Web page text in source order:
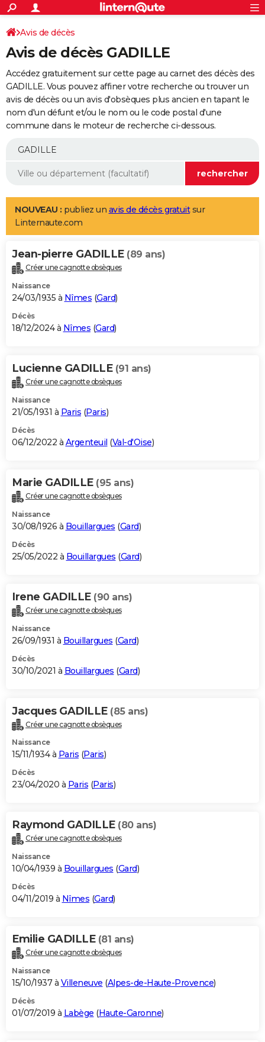
ACTUALITÉS
Politique
Société
Faits Divers
Education
Monde
Villes
+
SPORT
Coupe du monde 2026
Football
Tennis
Cyclisme
Rugby
Forum
Programme TV
TNT
Streaming
Cinéma
Sorties cinéma
Musique
+
FINANCE
Retraite
Epargne
Immobilier
Risques naturels par ville
Banque
Assurance
AUTO
Essais
Réserver un essai
Citadines
Berlines
SUV
Forum auto
+
Mobiles
Meilleur smartphone
Internet
Ordinateurs
Jeux vidéo
Guide high-tech
Aménagement intérieur
LIFESTYLE
Art de vivre
Bien-être
Loisirs
Mode
Modes de vie
Alimentation
Guide de la santé
Maladies
Médicaments
Sommeil
VOYAGE
Destinations
City break
Voyage nature
Voyage de noces
Forum
Climat
+PHOTO
GUIDES D'ACHAT
BONS PLANS
Carte de Noël
Carte Bonne année
Carte Saint-Valentin
Carte Pâques
Carte d'anniversaire
DICTIONNAIRE
Dictionnaire
Biographies
Citations
Expressions
Proverbes
PROGRAMME TV
S'inscrire
Se connecter
Lycées
Collèges
Primaires
Universités
Entreprises
Service militaire
Avis de recherche
AVIS DE DÉCÈS
Bricolage
Lifestyle
Culture
Sport
Auto
Television
Voyage
Cinema
Avis de décès
Avis de décès GADILLE
Accédez gratuitement sur cette page au carnet des décès des
GADILLE. Vous pouvez affiner votre recherche ou trouver un
avis de décès ou un avis d'obsèques plus ancien en tapant le
nom d'un défunt et/ou le nom ou le code postal d'une
commune dans le moteur de recherche ci-dessous.
NOUVEAU : publiez un avis de décès gratuitsur
Linternaute.com
Jean-pierre GADILLE (89 ans)
Créer une cagnotte obsèques
Naissance
24/03/1935 à Nîmes (Gard)
Décès
18/12/2024 à Nîmes (Gard)
Lucienne GADILLE (91 ans)
Créer une cagnotte obsèques
Naissance
21/05/1931 à Paris (Paris)
Décès
06/12/2022 à Argenteuil (Val-d'Oise)
Marie GADILLE (95 ans)
Créer une cagnotte obsèques
Naissance
30/08/1926 à Bouillargues (Gard)
Décès
25/05/2022 à Bouillargues (Gard)
Irene GADILLE (90 ans)
Créer une cagnotte obsèques
Naissance
26/09/1931 à Bouillargues (Gard)
Décès
30/10/2021 à Bouillargues (Gard)
Jacques GADILLE (85 ans)
Créer une cagnotte obsèques
Naissance
15/11/1934 à Paris (Paris)
Décès
23/04/2020 à Paris (Paris)
Raymond GADILLE (80 ans)
Créer une cagnotte obsèques
Naissance
10/04/1939 à Bouillargues (Gard)
Décès
04/11/2019 à Nîmes (Gard)
Emilie GADILLE (81 ans)
Créer une cagnotte obsèques
Naissance
15/10/1937 à Villeneuve (Alpes-de-Haute-Provence)
Décès
01/07/2019 à Labège (Haute-Garonne)